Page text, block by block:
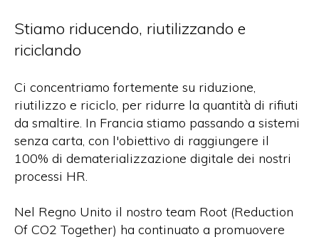
Stiamo riducendo, riutilizzando e
riciclando
Ci concentriamo fortemente su riduzione,
riutilizzo e riciclo, per ridurre la quantità di rifiuti
da smaltire. In Francia stiamo passando a sistemi
senza carta, con l'obiettivo di raggiungere il
100% di dematerializzazione digitale dei nostri
processi HR.
Nel Regno Unito il nostro team Root (Reduction
Of CO2 Together) ha continuato a promuovere